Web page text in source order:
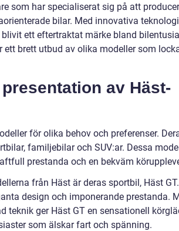
som har specialiserat sig på att
bilar. Med innovativa
ett eftertraktat märke bland
ett brett utbud av olika modeller som
av Häst-
för olika behov och preferenser.
familjebilar och SUV:ar. Dessa
prestanda och en bekväm
från Häst är deras sportbil, Häst
design och imponerande prestanda.
teknik ger Häst GT en sensationell
som älskar fart och spänning.